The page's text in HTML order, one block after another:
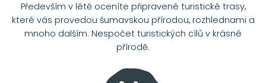
Především v létě oceníte připravené turistické trasy,
které vás provedou šumavskou přírodou, rozhlednami a
mnoho dalším. Nespočet turistických cílů v krásné
přírodě.